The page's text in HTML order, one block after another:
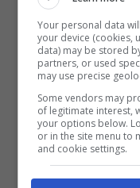
LEGGI ANCHE
Your personal data
your device (cookies,
data) may be stored
partners, or used
may use precise
Some vendors may
of legitimate interest,
your options below.
or in the site menu to
and cookie settings.